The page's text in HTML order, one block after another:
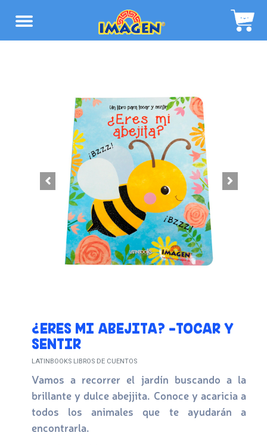
¿ERES MI ABEJITA? -TOCAR Y
SENTIR
LATINBOOKS LIBROS DE CUENTOS
Vamos a recorrer el jardín buscando a la
brillante y dulce abejjita. Conoce y acaricia a
todos los animales que te ayudarán a
encontrarla.